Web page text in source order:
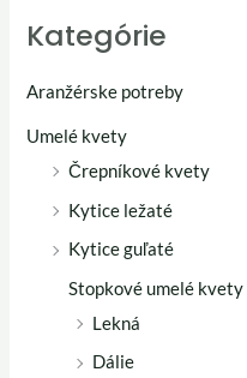
Kategórie
Aranžérske potreby
Umelé kvety
Črepníkové kvety
Kytice ležaté
Kytice guľaté
Stopkové umelé kvety
Lekná
Dálie